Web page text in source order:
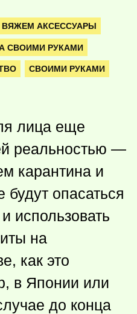
ВЯЖЕМ АКСЕССУАРЫ
СВОИМИ РУКАМИ
СВОИМИ РУКАМИ
лица еще
реальностью —
карантина и
опасаться
использовать
на
как это
в Японии или
до конца